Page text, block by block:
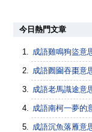
今日熱門文章
成語雞鳴狗盜意
成語囫圇吞棗意
成語老馬識途意
成語南柯一夢的
成語沉魚落雁意